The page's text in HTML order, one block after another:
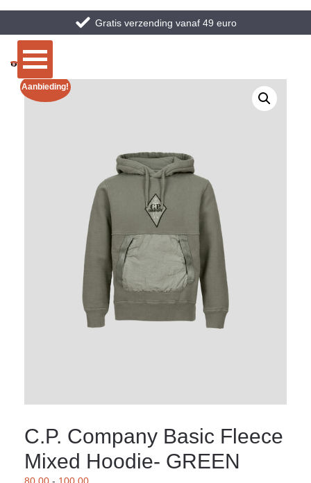
Gratis verzending vanaf 49 euro
Aanbieding!
C.P. Company Basic Fleece
Mixed Hoodie- GREEN
80.00 - 100.00